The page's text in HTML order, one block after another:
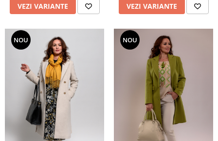
VEZI VARIANTE VEZI VARIANTE
NOU NOU